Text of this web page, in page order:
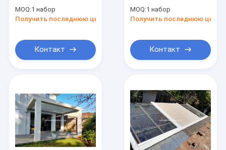
Anwings,
профессиональный
MOQ:1 набор
Получить последнюю цену
Контакт
MOQ:1 набор
Получить последнюю цену
Контакт